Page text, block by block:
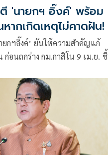
'นายกฯ อิ๊งค์' พร้อม
ากเกิดเหตุไม่คาดฝัน!
ยกฯอิ๊งค์’ ยันให้ความสำคัญแก้
อนถกร่าง กม.กาสิโน 9 เม.ย. ชี้
ประเทศสูงสุด